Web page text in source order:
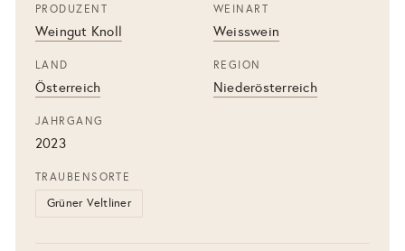
PRODUZENT
Weingut Knoll
WEINART
Weisswein
LAND
Österreich
REGION
Niederösterreich
JAHRGANG
2023
TRAUBENSORTE
Grüner Veltliner